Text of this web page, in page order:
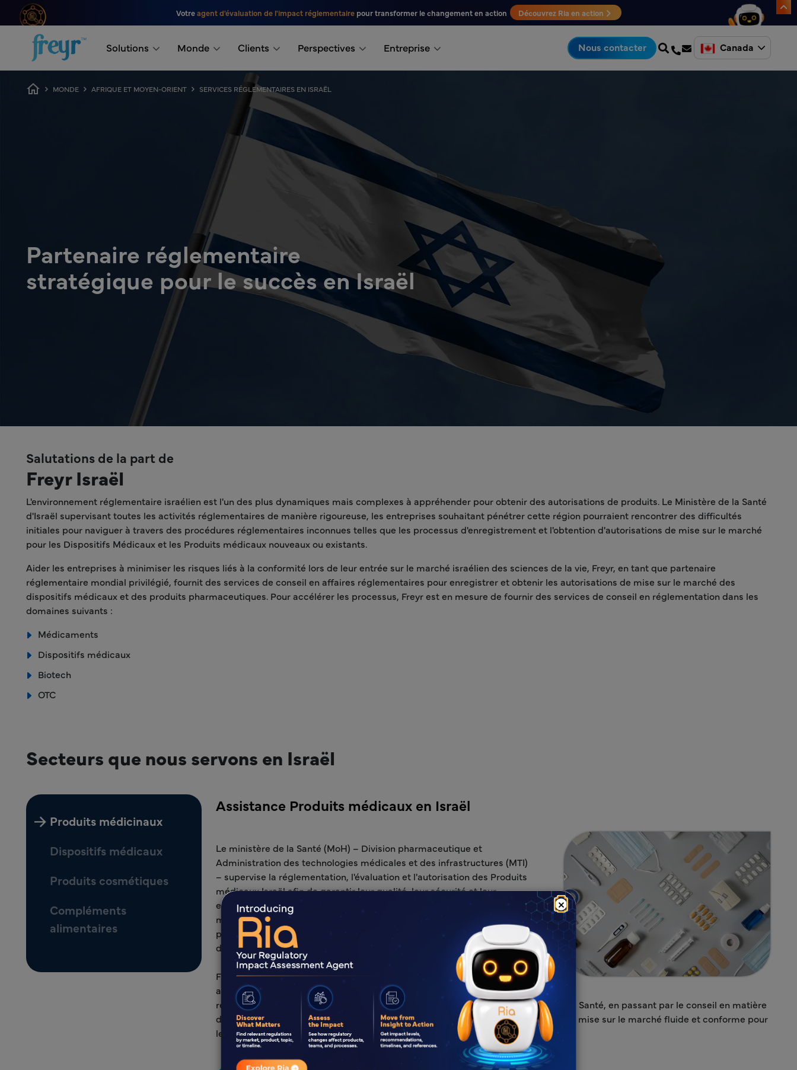
Passer au contenu principal
×
Votreagent d'évaluation de l'impact réglementairepour transformer le changement en action Découvrez Ria en action
Solutions Monde Clients Perspectives Entreprise Nous contacter Canada
Fil d'Ariane
MONDE AFRIQUE ET MOYEN-ORIENT SERVICES RÉGLEMENTAIRES EN ISRAËL
Partenaire réglementaire
stratégique pour le succès en Israël
Salutations de la part de
Freyr Israël
L'environnement réglementaire israélien est l'un des plus dynamiques mais complexes à appréhender pour obtenir des autorisations de produits. Le Ministère de la Santé
d'Israël supervisant toutes les activités réglementaires de manière rigoureuse, les entreprises souhaitant pénétrer cette région pourraient rencontrer des difficultés
initiales pour naviguer à travers des procédures réglementaires inconnues telles que les processus d'enregistrement et l'obtention d'autorisations de mise sur le marché
pour les Dispositifs Médicaux et les Produits médicaux nouveaux ou existants.
Aider les entreprises à minimiser les risques liés à la conformité lors de leur entrée sur le marché israélien des sciences de la vie, Freyr, en tant que partenaire
réglementaire mondial privilégié, fournit des services de conseil en affaires réglementaires pour enregistrer et obtenir les autorisations de mise sur le marché des
dispositifs médicaux et des produits pharmaceutiques. Pour accélérer les processus, Freyr est en mesure de fournir des services de conseil en réglementation dans les
domaines suivants :
Médicaments
Dispositifs médicaux
Biotech
OTC
Secteurs que nous servons en Israël
Produits médicinaux
Dispositifs médicaux
Produits cosmétiques
Compléments
alimentaires
Assistance Produits médicaux en Israël
Le ministère de la Santé (MoH) – Division pharmaceutique et
Administration des technologies médicales et des infrastructures (MTI)
– supervise la réglementation, l'évaluation et l'autorisation des Produits
médicaux Israël afin de garantir leur qualité, leur sécurité et leur
efficacité. Parmi les principaux défis figurent les exigences strictes en
matière de dossiers, conformes aux ICH, les normes locales de bonnes
pratiques de fabrication (cGMP/normes israéliennes 126/127), le contrôle
des prix et les obligations d'étiquetage en hébreu.
Freyr Solutions un accompagnement réglementaire complet en Israël —
allant de la préparation des dossiers CTD et de la documentation
relative aux BPF à la gestion du cycle de vie et aux relations avec le ministère de la Santé, en passant par le conseil en matière
de tarification et l'élaboration de stratégies réglementaires — afin de garantir une mise sur le marché fluide et conforme pour
les produits pharmaceutiques.